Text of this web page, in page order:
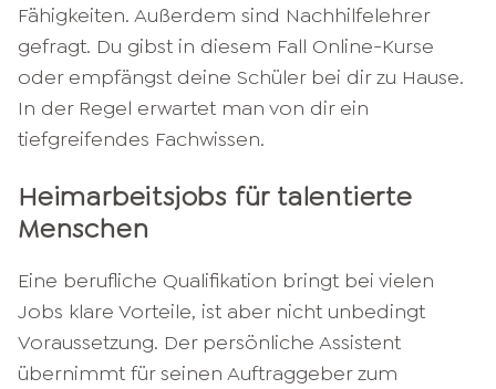
Fähigkeiten. Außerdem sind Nachhilfelehrer
gefragt. Du gibst in diesem Fall Online-Kurse
oder empfängst deine Schüler bei dir zu Hause.
In der Regel erwartet man von dir ein
tiefgreifendes Fachwissen.
Heimarbeitsjobs für talentierte
Menschen
Eine berufliche Qualifikation bringt bei vielen
Jobs klare Vorteile, ist aber nicht unbedingt
Voraussetzung. Der persönliche Assistent
übernimmt für seinen Auftraggeber zum